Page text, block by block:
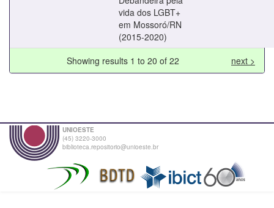
vida dos LGBT+
em Mossoró/RN
(2015-2020)
Showing results 1 to 20 of 22 next >
UNIOESTE
(45) 3220-3000
biblioteca.repositorio@unioeste.br